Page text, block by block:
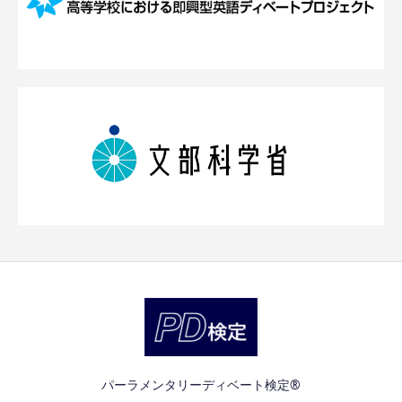
パーラメンタリーディベート検定®